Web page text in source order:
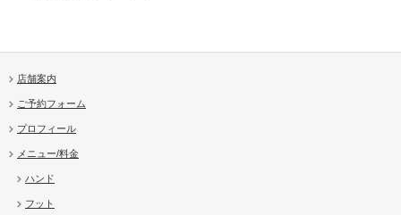
店舗案内
ご予約フォーム
プロフィール
メニュー/料金
ハンド
フット